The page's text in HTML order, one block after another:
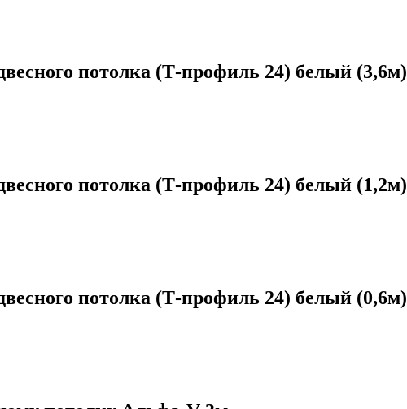
потолка (Т-профиль 24) белый (3,6м)
потолка (Т-профиль 24) белый (1,2м)
потолка (Т-профиль 24) белый (0,6м)